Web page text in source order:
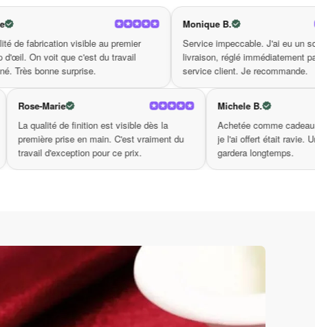
vers l’équilibre et la paix intérieure.
au premier
du travail
Monique B.
Service impeccable. J'ai eu un souci de
livraison, réglé immédiatement par le
service client. Je recommande.
soignées,
Très bonne
Rose-Marie
La qualité de finition est visible dès la
première prise en main. C'est vraiment du
travail d'exception pour ce prix.
je